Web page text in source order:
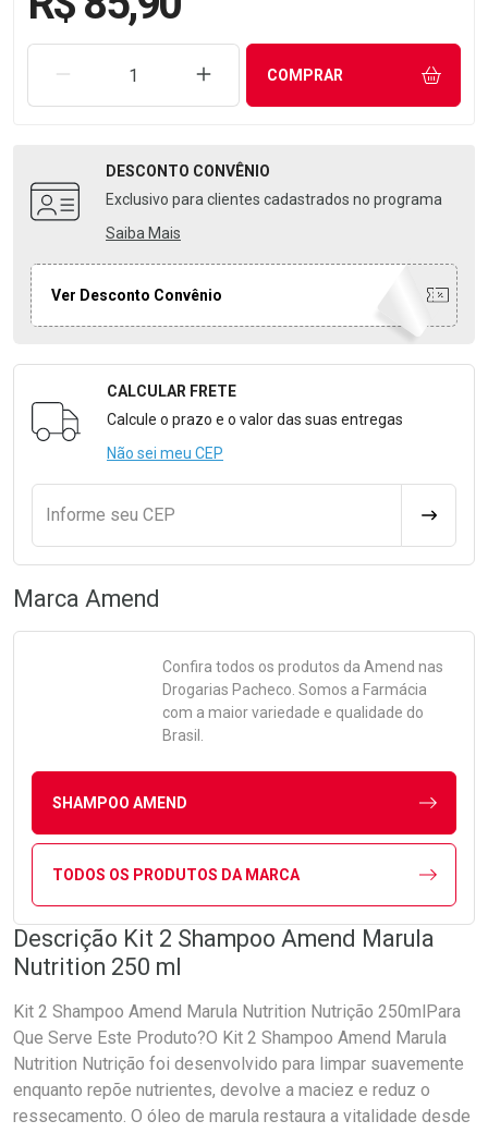
REMOVER UMA UNIDADEAUMENTAR UMA UNIDADE
COMPRAR
DESCONTO CONVÊNIO
Exclusivo para clientes cadastrados no programa
Saiba Mais
Ver Desconto Convênio
Formulário para Calcular o Frete
CALCULAR FRETE
Calcule o prazo e o valor das suas entregas
Não sei meu CEP
Informe seu CEP
Marca Amend
Confira todos os produtos da Amend nas
Drogarias Pacheco. Somos a Farmácia
com a maior variedade e qualidade do
Brasil.
SHAMPOO AMEND
TODOS OS PRODUTOS DA MARCA
Descrição Kit 2 Shampoo Amend Marula
Nutrition 250 ml
Kit 2 Shampoo Amend Marula Nutrition Nutrição 250mlPara
Que Serve Este Produto?O Kit 2 Shampoo Amend Marula
Nutrition Nutrição foi desenvolvido para limpar suavemente
enquanto repõe nutrientes, devolve a maciez e reduz o
ressecamento. O óleo de marula restaura a vitalidade desde